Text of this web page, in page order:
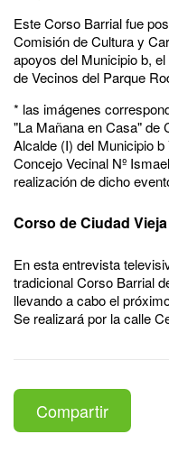
Este Corso Barrial fue
Comisión de Cultura y
apoyos del Municipio b,
de Vecinos del Parque
* las imágenes
"La Mañana en Casa" de
Alcalde (I) del Municipio
Concejo Vecinal Nº
realización de dicho
Corso de Ciudad Vieja
En esta entrevista
tradicional Corso Barrial
llevando a cabo el
Se realizará por la calle
Compartir